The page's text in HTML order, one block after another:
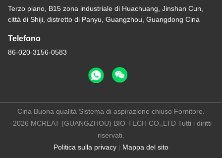
Terzo piano, B15 zona industriale di Huachuang, Jinshan Cun,
città di Shiji, distretto di Panyu, Guangzhou, Guangdong Cina
Telefono
86-020-3156-0583
Politica sulla privacy | Mappa del sito
Cina Buona qualità Sistema di aspirazione chiuso Fornitore.
-2026 MCREAT (GUANGZHOU) BIO-TECH CO.,LTD Tutti i diritti
riservati.